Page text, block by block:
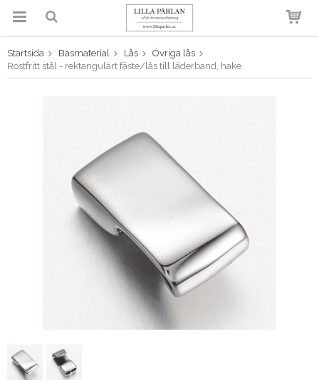
Produkten har blivit tillagd i
varukorgen
Startsida Basmaterial Lås
Övriga lås
Rostfritt stål - rektangulärt fäste/lås till läderband, hake